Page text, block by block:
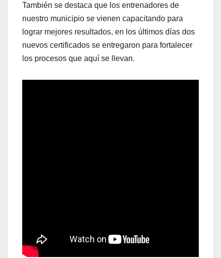
También se destaca que los entrenadores de
nuestro municipio se vienen capacitando para
lograr mejores resultados, en los últimos días dos
nuevos certificados se entregaron para fortalecer
los procesos que aquí se llevan.